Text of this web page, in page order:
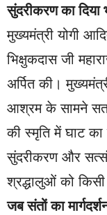
सुंदरीकरण का दिया
मुख्यमंत्री योगी
भिक्षुकदास जी
अर्पित की।
आश्रम के सामने
की स्मृति में घाट का
सुंदरीकरण और
श्रद्धालुओं को
जब संतों का